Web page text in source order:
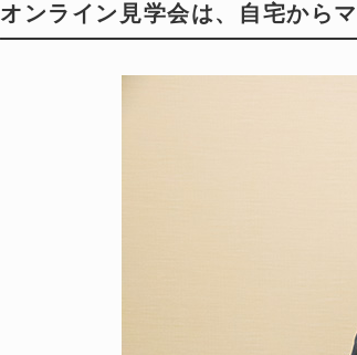
オンライン見学会は、自宅から